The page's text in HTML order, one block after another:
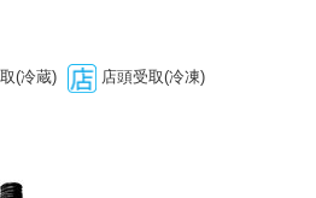
(冷蔵) 店頭受取(冷凍)